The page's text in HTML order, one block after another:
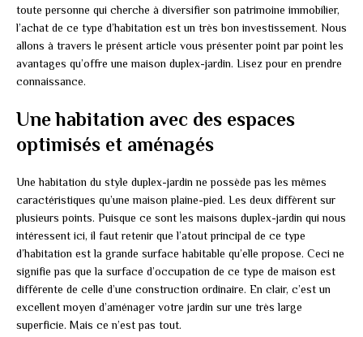
toute personne qui cherche à diversifier son patrimoine immobilier,
l’achat de ce type d’habitation est un très bon investissement. Nous
allons à travers le présent article vous présenter point par point les
avantages qu’offre une maison duplex-jardin. Lisez pour en prendre
connaissance.
Une habitation avec des espaces
optimisés et aménagés
Une habitation du style duplex-jardin ne possède pas les mêmes
caractéristiques qu’une maison plaine-pied. Les deux diffèrent sur
plusieurs points. Puisque ce sont les maisons duplex-jardin qui nous
intéressent ici, il faut retenir que l’atout principal de ce type
d’habitation est la grande surface habitable qu’elle propose. Ceci ne
signifie pas que la surface d’occupation de ce type de maison est
différente de celle d’une construction ordinaire. En clair, c’est un
excellent moyen d’aménager votre jardin sur une très large
superficie. Mais ce n’est pas tout.